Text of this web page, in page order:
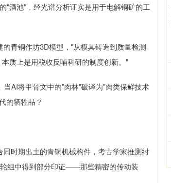
"酒池"，经光谱分析证实是用于电解铜矿的工
青铜作坊3D模型，"从模具铸造到质量检测
质上是用税收反哺科研的制度创新。"
AI将甲骨文中的"肉林"破译为"肉类保鲜技术
的牺牲品？
时期出土的青铜机械构件，考古学家推测纣
组中得到部分印证——那些精密的传动装